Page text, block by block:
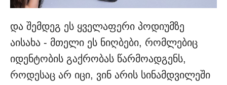
და შემდეგ ეს ყველაფერი პოდიუმზე
აისახა - მთელი ეს ნიღბები, რომლებიც
იდენტობის გაქრობას წარმოადგენს,
როდესაც არ იცი, ვინ არის სინამდვილეში